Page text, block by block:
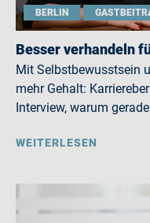
BERLIN
Besser verhandeln
Mit Selbstbewusstsein
mehr Gehalt:
Interview, warum
WEITERLESEN